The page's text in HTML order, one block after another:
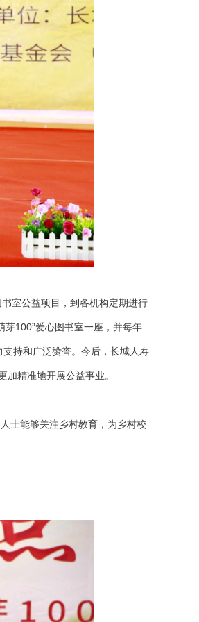
室公益项目，到各机构定期进行
芽100”爱心图书室一座，并每年
持和广泛赞誉。今后，长城人寿
精准地开展公益事业。
士能够关注乡村教育，为乡村校